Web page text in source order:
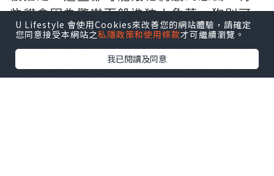
些貓會因為驚嚇而躲進狹小角落，狗則可
能因為不安而不停吠叫。這時候，比起責
備，更重要的是保護。把寵物暫時安置在
安靜、封閉的空間，或交由熟悉的人照
U Lifestyle 會使用Cookies來改善您的網站體驗，請確定
您同意接受本網站之私隱政策和使用條款才可繼續瀏覽。
我已閱讀及同意